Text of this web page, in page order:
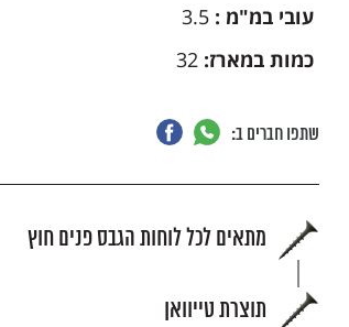
עובי במ"מ :
כמות במארז:
שתפו חברים ב:
מתאים לכל לוחות הגבס פנים חוץ
תוצרת טייוואן